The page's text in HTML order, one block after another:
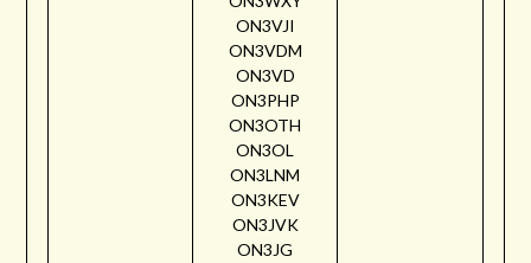
ON3VJI
ON3VDM
ON3VD
ON3PHP
ON3OTH
ON3OL
ON3LNM
ON3KEV
ON3JVK
ON3JG